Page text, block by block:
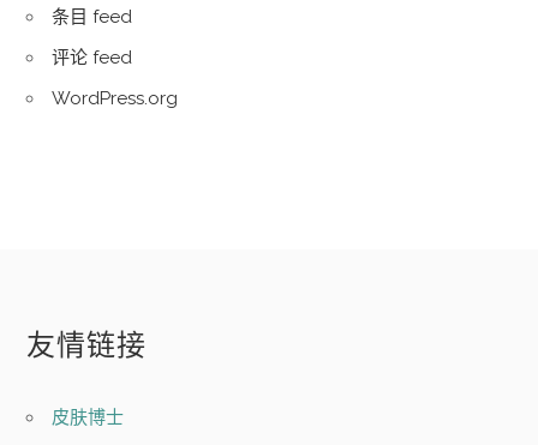
条目 feed
评论 feed
WordPress.org
友情链接
皮肤博士